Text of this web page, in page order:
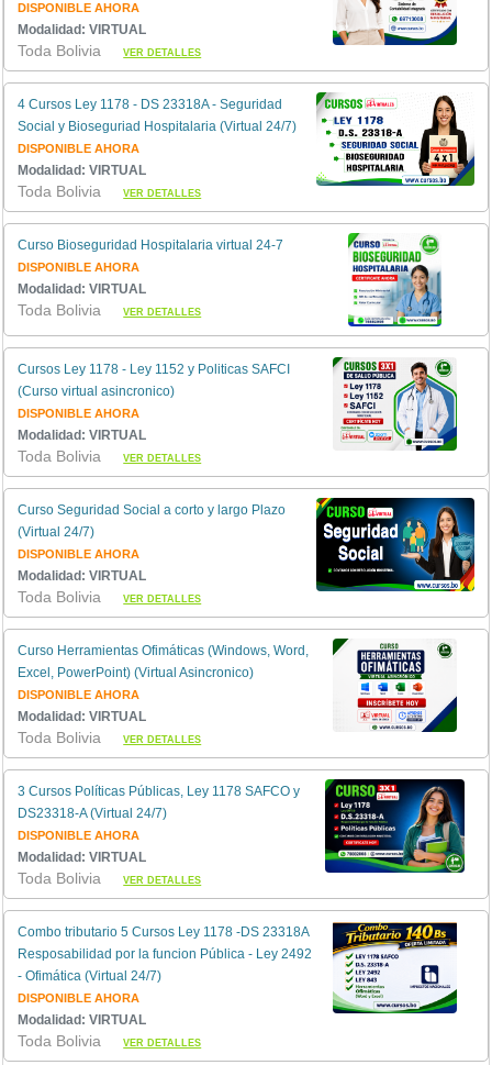
DISPONIBLE AHORA
Modalidad: VIRTUAL
Toda BoliviaVER DETALLES
4 Cursos Ley 1178 - DS 23318A - Seguridad
Social y Bioseguriad Hospitalaria (Virtual 24/7)
DISPONIBLE AHORA
Modalidad: VIRTUAL
Toda BoliviaVER DETALLES
Curso Bioseguridad Hospitalaria virtual 24-7
DISPONIBLE AHORA
Modalidad: VIRTUAL
Toda BoliviaVER DETALLES
Cursos Ley 1178 - Ley 1152 y Politicas SAFCI
(Curso virtual asincronico)
DISPONIBLE AHORA
Modalidad: VIRTUAL
Toda BoliviaVER DETALLES
Curso Seguridad Social a corto y largo Plazo
(Virtual 24/7)
DISPONIBLE AHORA
Modalidad: VIRTUAL
Toda BoliviaVER DETALLES
Curso Herramientas Ofimáticas (Windows, Word,
Excel, PowerPoint) (Virtual Asincronico)
DISPONIBLE AHORA
Modalidad: VIRTUAL
Toda BoliviaVER DETALLES
3 Cursos Políticas Públicas, Ley 1178 SAFCO y
DS23318-A (Virtual 24/7)
DISPONIBLE AHORA
Modalidad: VIRTUAL
Toda BoliviaVER DETALLES
Combo tributario 5 Cursos Ley 1178 -DS 23318A
Resposabilidad por la funcion Pública - Ley 2492
- Ofimática (Virtual 24/7)
DISPONIBLE AHORA
Modalidad: VIRTUAL
Toda BoliviaVER DETALLES